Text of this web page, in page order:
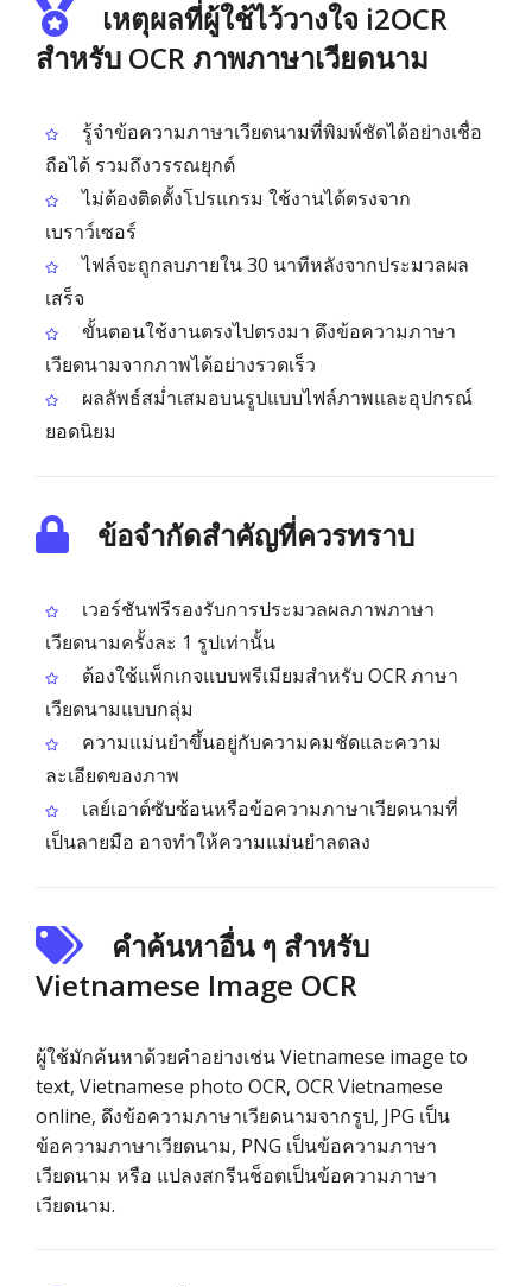
เหตุผลที่ผู้ใช้ไว้วางใจ i2OCR
สำหรับ OCR ภาพภาษาเวียดนาม
รู้จำข้อความภาษาเวียดนามที่พิมพ์ชัดได้อย่างเชื่อ
ถือได้ รวมถึงวรรณยุกต์
ไม่ต้องติดตั้งโปรแกรม ใช้งานได้ตรงจาก
เบราว์เซอร์
ไฟล์จะถูกลบภายใน 30 นาทีหลังจากประมวลผล
เสร็จ
ขั้นตอนใช้งานตรงไปตรงมา ดึงข้อความภาษา
เวียดนามจากภาพได้อย่างรวดเร็ว
ผลลัพธ์สม่ำเสมอบนรูปแบบไฟล์ภาพและอุปกรณ์
ยอดนิยม
ข้อจำกัดสำคัญที่ควรทราบ
เวอร์ชันฟรีรองรับการประมวลผลภาพภาษา
เวียดนามครั้งละ 1 รูปเท่านั้น
ต้องใช้แพ็กเกจแบบพรีเมียมสำหรับ OCR ภาษา
เวียดนามแบบกลุ่ม
ความแม่นยำขึ้นอยู่กับความคมชัดและความ
ละเอียดของภาพ
เลย์เอาต์ซับซ้อนหรือข้อความภาษาเวียดนามที่
เป็นลายมือ อาจทำให้ความแม่นยำลดลง
คำค้นหาอื่น ๆ สำหรับ
Vietnamese Image OCR
ผู้ใช้มักค้นหาด้วยคำอย่างเช่น Vietnamese image to
text, Vietnamese photo OCR, OCR Vietnamese
online, ดึงข้อความภาษาเวียดนามจากรูป, JPG เป็น
ข้อความภาษาเวียดนาม, PNG เป็นข้อความภาษา
เวียดนาม หรือ แปลงสกรีนช็อตเป็นข้อความภาษา
เวียดนาม.